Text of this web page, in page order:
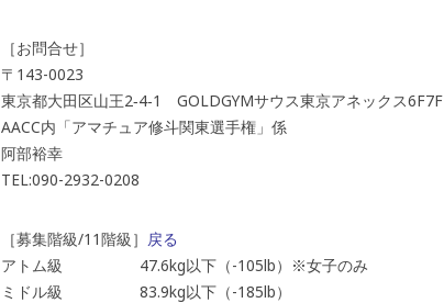
［お問合せ］
〒143-0023
東京都大田区山王2‐4‐1 GOLDGYMサウス東京アネックス6F7F
AACC内「アマチュア修斗関東選手権」係
阿部裕幸
TEL:090-2932-0208
［募集階級/11階級］ 戻る
アトム級 47.6kg以下（-105lb）※女子のみ
ミドル級 83.9kg以下（-185lb）